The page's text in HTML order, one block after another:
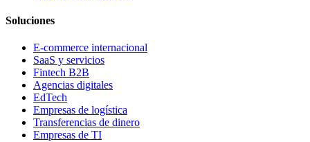
Soluciones
E-commerce internacional
SaaS y servicios
Fintech B2B
Agencias digitales
EdTech
Empresas de logística
Transferencias de dinero
Empresas de TI